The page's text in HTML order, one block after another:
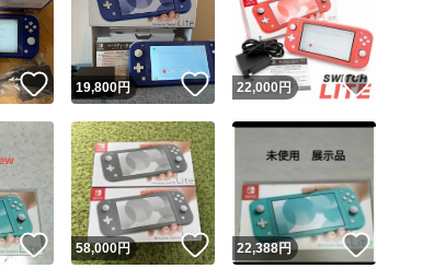
いいね！
19,800円 いいね！
22,000円
いいね！
58,000円 いいね！
22,388円 いいね！